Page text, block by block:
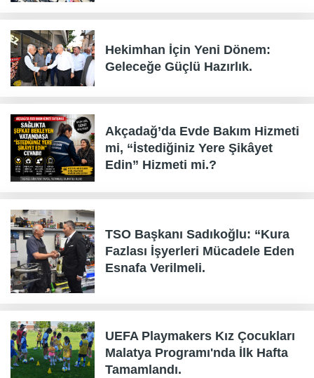
Hekimhan İçin Yeni Dönem:
Geleceğe Güçlü Hazırlık.
Akçadağ’da Evde Bakım Hizmeti
mi, “İstediğiniz Yere Şikâyet
Edin” Hizmeti mi.?
TSO Başkanı Sadıkoğlu: “Kura
Fazlası İşyerleri Mücadele Eden
Esnafa Verilmeli.
UEFA Playmakers Kız Çocukları
Malatya Programı'nda İlk Hafta
Tamamlandı.